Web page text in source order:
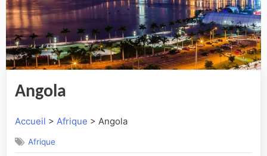
Angola
Accueil > Afrique > Angola
Afrique